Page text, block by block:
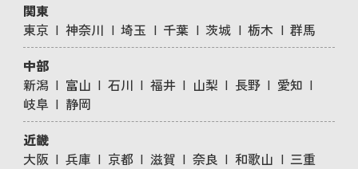
関東
東京
神奈川 埼玉 千葉 茨城 栃木
群馬
中部
新潟
富山 石川 福井 山梨 長野
愛知
岐阜
静岡
近畿
大阪
兵庫 京都 滋賀 奈良 和歌山
三重